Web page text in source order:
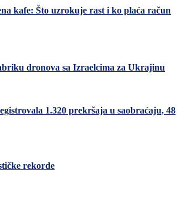
kafe: Što uzrokuje rast i ko plaća račun
dronova sa Izraelcima za Ukrajinu
1.320 prekršaja u saobraćaju, 48
rekorde